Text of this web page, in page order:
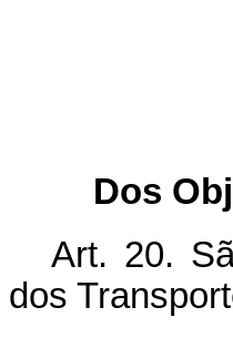
Dos
Art. 20.
dos